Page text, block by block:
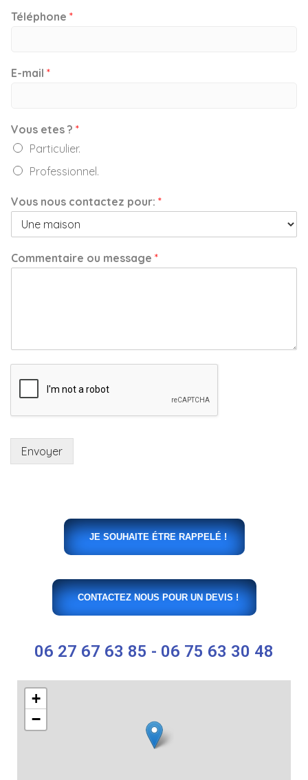
Téléphone *
E-mail *
Vous etes ? *
Particulier.
Professionnel.
Vous nous contactez pour: *
Commentaire ou message *
Envoyer
JE SOUHAITE ÉTRE RAPPELÉ !
CONTACTEZ NOUS POUR UN DEVIS !
06 27 67 63 85 - 06 75 63 30 48
+
−